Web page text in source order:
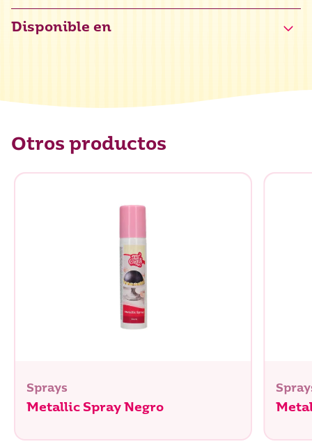
Hidratos de carbono
Proteínas
Sal
0 g
Disponible en
Otros productos
Sprays
Metallic Spray Negro